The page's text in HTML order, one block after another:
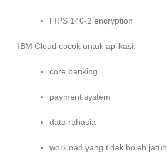
FIPS 140-2 encryption
IBM Cloud cocok untuk aplikasi:
core banking
payment system
data rahasia
workload yang tidak boleh jatuh